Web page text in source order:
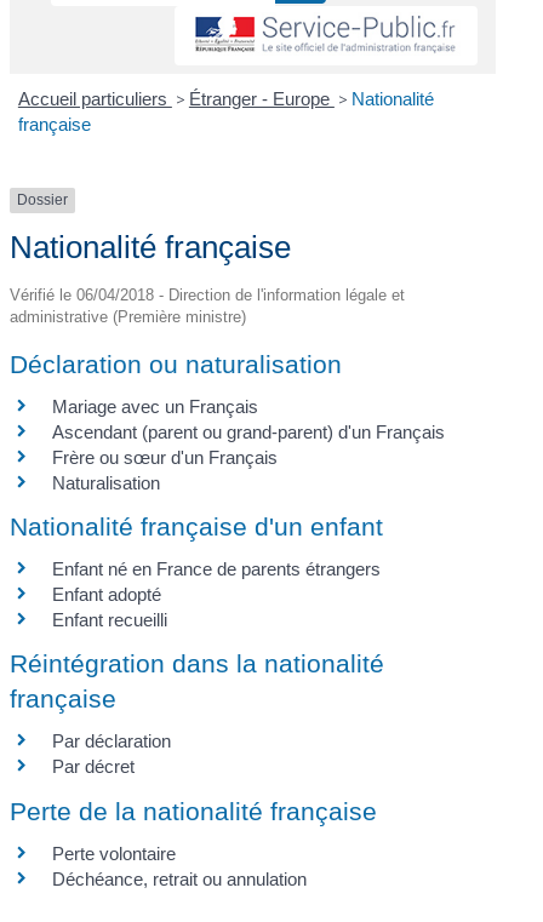
Accueil particuliers > Étranger - Europe > Nationalité
française
Dossier
Nationalité française
Vérifié le 06/04/2018 - Direction de l'information légale et
administrative (Première ministre)
Déclaration ou naturalisation
Mariage avec un Français
Ascendant (parent ou grand-parent) d'un Français
Frère ou sœur d'un Français
Naturalisation
Nationalité française d'un enfant
Enfant né en France de parents étrangers
Enfant adopté
Enfant recueilli
Réintégration dans la nationalité
française
Par déclaration
Par décret
Perte de la nationalité française
Perte volontaire
Déchéance, retrait ou annulation